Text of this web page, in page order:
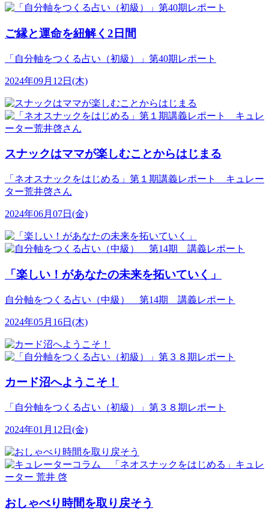
ご縁と運命を紐解く2日間
「自分軸をつくる占い（初級）」第40期レポート
2024年09月12日(木)
スナックはママが楽しむことからはじまる
「ネオスナックをはじめる」第１期講義レポート キュレー
ター荒井啓さん
2024年06月07日(金)
「楽しい！があなたの未来を拓いていく」
自分軸をつくる占い（中級） 第14期 講義レポート
2024年05月16日(木)
カード沼へようこそ！
「自分軸をつくる占い（初級）」第３８期レポート
2024年01月12日(金)
おしゃべり時間を取り戻そう